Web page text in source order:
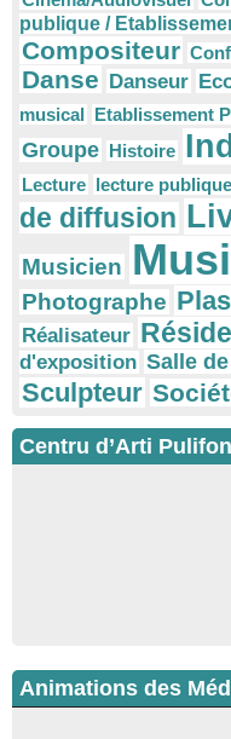
publique /
Compositeur
Danse Danseur
musical Etablissement
Groupe Histoire
Lecture lecture publique
de diffusion
Musicien
Photographe
Réalisateur
d'exposition Salle
Sculpteur
Centru d’Arti
Animations des